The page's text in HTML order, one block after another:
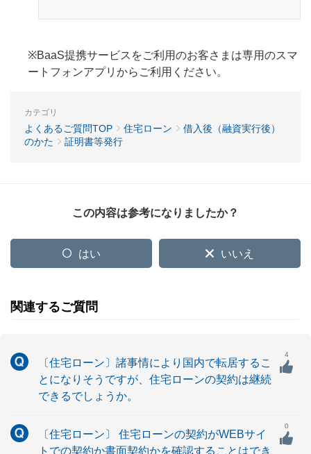
※BaaS提携サービスをご利用のお客さまは専用のスマ
ートフォンアプリからご利用ください。
カテゴリ
よくあるご質問TOP 住宅ローン
借入後（融資実行後）
のかた
証明書等発行
この内容は参考になりましたか？
はい いいえ
関連するご質問
〔住宅ローン〕諸事情により国内で転居するこ
とになりそうですが、住宅ローンの契約は継続
できるでしょうか。
4
〔住宅ローン〕 住宅ローンの契約がWEBサイ
トでの契約か書面契約かを確認することはでき
0